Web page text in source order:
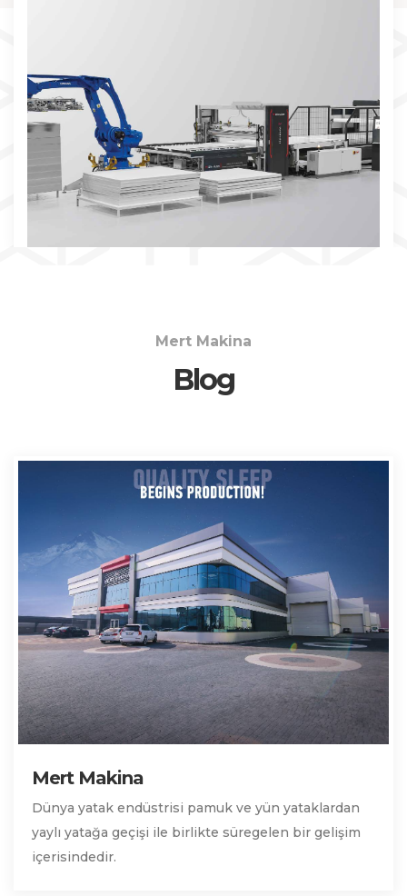
Mert Makina
Blog
Mert Makina
Dünya yatak endüstrisi pamuk ve yün yataklardan
yaylı yatağa geçişi ile birlikte süregelen bir gelişim
içerisindedir.